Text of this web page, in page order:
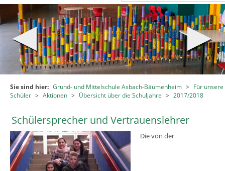
Sie sind hier: Grund- und Mittelschule Asbach-Bäumenheim >
Für unsere
Schüler > Aktionen > Übersicht über die Schuljahre > 2017/2018
Schülersprecher und Vertrauenslehrer
Die von der